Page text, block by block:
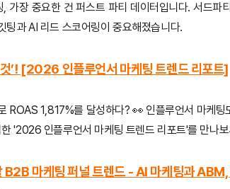
장 중요한 건 퍼스트 파티 데이터입니다. 서드파
팅과 AI 리드 스코어링이 중요해졌습니다.
것’! [2026 인플루언서 마케팅 트렌드 리포트]
ROAS 1,817%를 달성하다? 👀 인플루언서 마케팅
'2026 인플루언서 마케팅 트렌드 리포트'를 만나
마케팅 퍼널 트렌드 - AI 마케팅과 ABM,